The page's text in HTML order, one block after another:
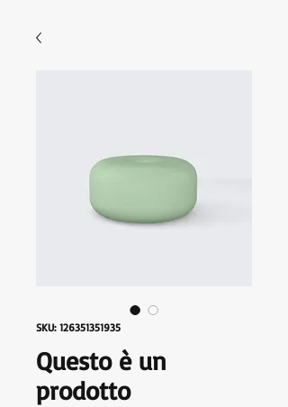
SKU: 126351351935
Questo è un
prodotto